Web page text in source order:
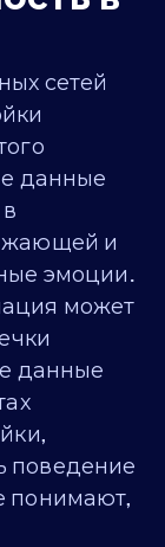
сетей
данные
и
эмоции.
может
данные
поведение
понимают,